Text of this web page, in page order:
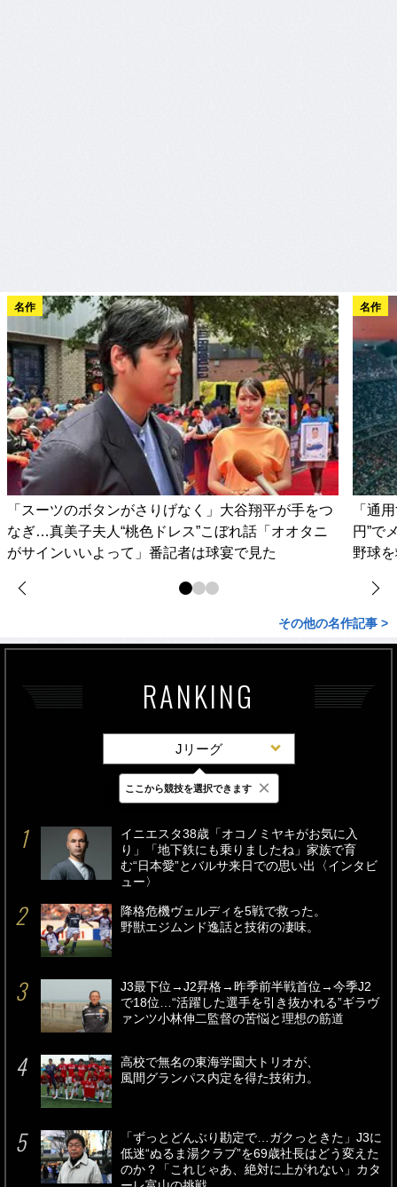
名作
「スーツのボタンがさりげなく」大谷翔平が手をつ
なぎ…真美子夫人“桃色ドレス”こぼれ話「オオタニ
がサインいいよって」番記者は球宴で見た
名作
「通
円”で
野球
その他の名作記事 >
RANKING
Jリーグ
最新 24時間 週間
イニエスタ38歳「オコノミヤキがお気に入
り」「地下鉄にも乗りましたね」家族で育
む“日本愛”とバルサ来日での思い出〈インタビ
ュー〉
降格危機ヴェルディを5戦で救った。
野獣エジムンド逸話と技術の凄味。
J3最下位→J2昇格→昨季前半戦首位→今季J2
で18位…“活躍した選手を引き抜かれる”ギラヴ
ァンツ小林伸二監督の苦悩と理想の筋道
高校で無名の東海学園大トリオが、
風間グランパス内定を得た技術力。
「ずっとどんぶり勘定で…ガクっときた」J3に
低迷“ぬるま湯クラブ”を69歳社長はどう変えた
のか？「これじゃあ、絶対に上がれない」カタ
ここから競技を選択できます ×